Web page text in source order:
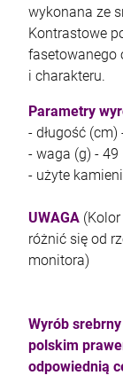
4,71 zł
wykonana ze
Kontrastowe
fasetowanego
i charakteru.
Parametry
- długość (cm)
- waga (g) - 49
- użyte
UWAGA
różnić się od
monitora)
Wyrób
polskim
odpowiednią